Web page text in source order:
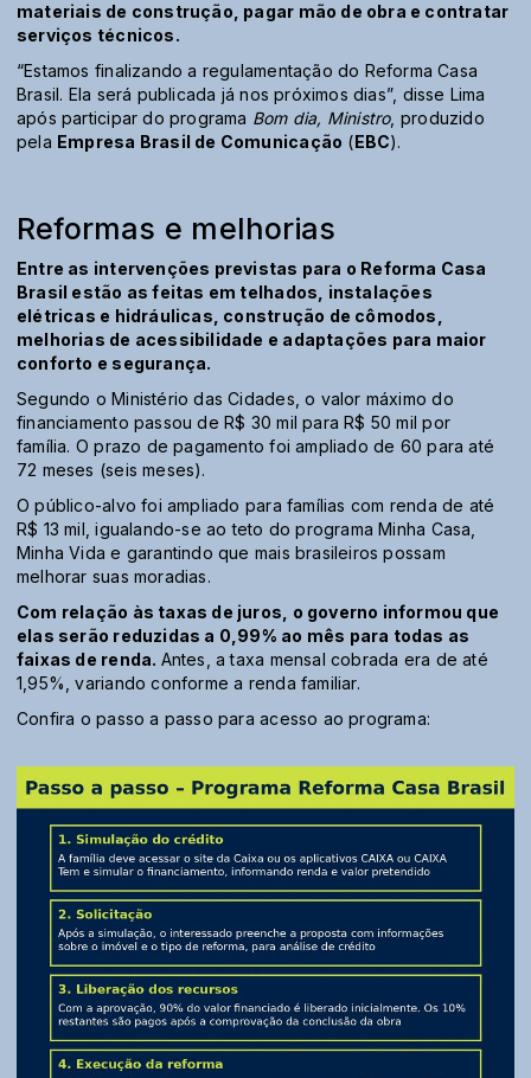
materiais de construção, pagar mão de obra e contratar
serviços técnicos.
“Estamos finalizando a regulamentação do Reforma Casa
Brasil. Ela será publicada já nos próximos dias”, disse Lima
após participar do programa Bom dia, Ministro, produzido
pela Empresa Brasil de Comunicação (EBC).
Reformas e melhorias
Entre as intervenções previstas para o Reforma Casa
Brasil estão as feitas em telhados, instalações
elétricas e hidráulicas, construção de cômodos,
melhorias de acessibilidade e adaptações para maior
conforto e segurança.
Segundo o Ministério das Cidades, o valor máximo do
financiamento passou de R$ 30 mil para R$ 50 mil por
família. O prazo de pagamento foi ampliado de 60 para até
72 meses (seis meses).
O público-alvo foi ampliado para famílias com renda de até
R$ 13 mil, igualando-se ao teto do programa Minha Casa,
Minha Vida e garantindo que mais brasileiros possam
melhorar suas moradias.
Com relação às taxas de juros, o governo informou que
elas serão reduzidas a 0,99% ao mês para todas as
faixas de renda. Antes, a taxa mensal cobrada era de até
1,95%, variando conforme a renda familiar.
Confira o passo a passo para acesso ao programa: